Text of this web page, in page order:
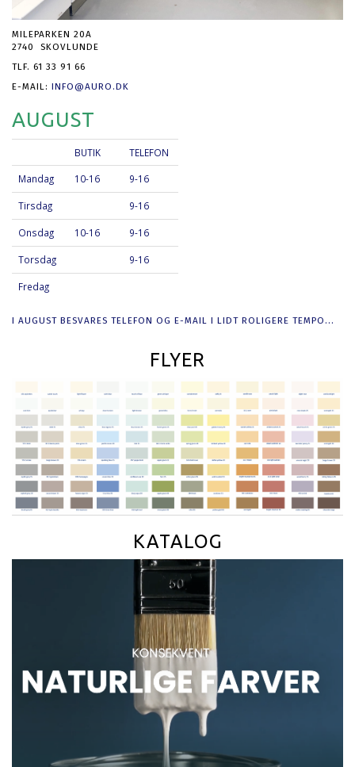
MILEPARKEN 20A
2740 SKOVLUNDE
TLF. 61 33 91 66
E-MAIL: INFO@AURO.DK
AUGUST
BUTIK TELEFON
Mandag 10-16 9-16
Tirsdag 9-16
Onsdag 10-16 9-16
Torsdag 9-16
Fredag
I AUGUST BESVARES TELEFON OG E-MAIL I LIDT ROLIGERE TEMPO...
FLYER
KATALOG